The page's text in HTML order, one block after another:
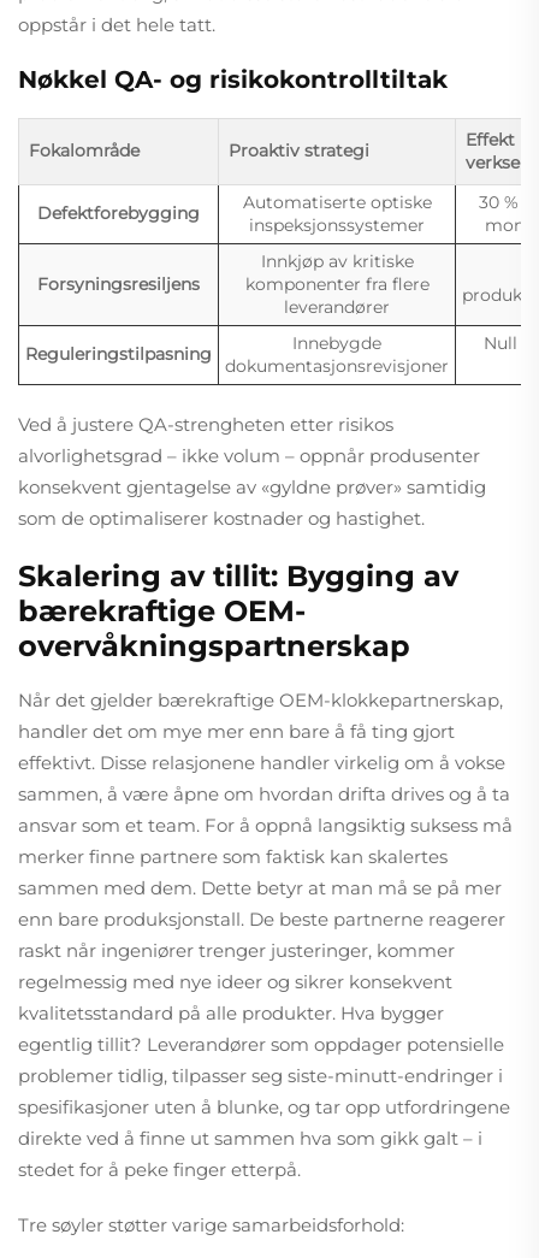
oppstår i det hele tatt.
Nøkkel QA- og risikokontrolltiltak
Fokalområde Proaktiv strategi
Effekt på
Defektforebygging
Automatiserte optiske
inspeksjonssystemer
30 %
Forsyningsresiljens
Innkjøp av kritiske
komponenter fra flere
leverandører
Reguleringstilpasning
Innebygde
dokumentasjonsrevisjoner
Null
Ved å justere QA-strengheten etter risikos
alvorlighetsgrad – ikke volum – oppnår produsenter
konsekvent gjentagelse av «gyldne prøver» samtidig
som de optimaliserer kostnader og hastighet.
Skalering av tillit: Bygging av
bærekraftige OEM-
overvåkningspartnerskap
Når det gjelder bærekraftige OEM-klokkepartnerskap,
handler det om mye mer enn bare å få ting gjort
effektivt. Disse relasjonene handler virkelig om å vokse
sammen, å være åpne om hvordan drifta drives og å ta
ansvar som et team. For å oppnå langsiktig suksess må
merker finne partnere som faktisk kan skalertes
sammen med dem. Dette betyr at man må se på mer
enn bare produksjonstall. De beste partnerne reagerer
raskt når ingeniører trenger justeringer, kommer
regelmessig med nye ideer og sikrer konsekvent
kvalitetsstandard på alle produkter. Hva bygger
egentlig tillit? Leverandører som oppdager potensielle
problemer tidlig, tilpasser seg siste-minutt-endringer i
spesifikasjoner uten å blunke, og tar opp utfordringene
direkte ved å finne ut sammen hva som gikk galt – i
stedet for å peke finger etterpå.
Tre søyler støtter varige samarbeidsforhold: